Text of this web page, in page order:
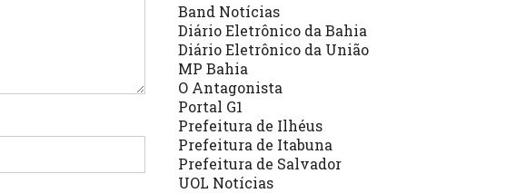
Band Notícias
Diário Eletrônico da Bahia
Diário Eletrônico da União
MP Bahia
O Antagonista
Portal G1
Prefeitura de Ilhéus
Prefeitura de Itabuna
Prefeitura de Salvador
UOL Notícias